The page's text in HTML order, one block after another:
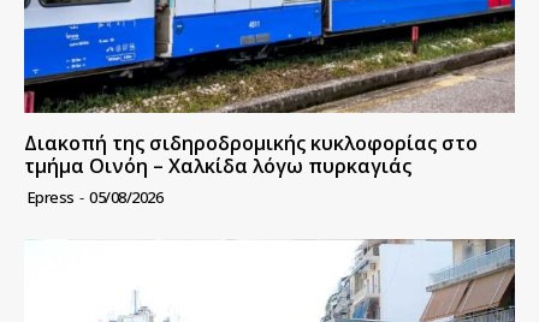
Διακοπή της σιδηροδρομικής κυκλοφορίας στο
τμήμα Οινόη – Χαλκίδα λόγω πυρκαγιάς
Epress - 05/08/2026